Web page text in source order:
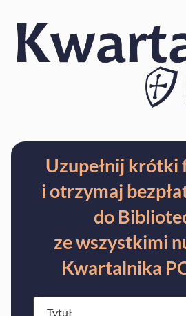
Uzupełnij krótki
i otrzymaj
do
ze wszystkimi
Kwartalnika